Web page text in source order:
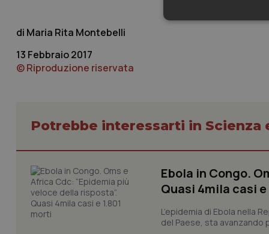
Maria Rita Montebelli
13 Febbraio 2017
© Riproduzione riservata
Potrebbe interessarti in Scienza
Ebola in Congo.
Quasi 4mila casi
L’epidemia di Ebola nella
del Paese, sta avanzando
I cookie necessari